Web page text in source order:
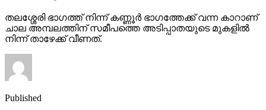
തലശ്ശേരി ഭാഗത്ത് നിന്ന് കണ്ണൂര്‍ ഭാഗത്തേക്ക് വന്ന കാറാണ്
ചാല അമ്പലത്തിന് സമീപത്തെ അടിപ്പാതയുടെ മുകളില്‍
നിന്ന് താഴേക്ക് വീണത്.
Published